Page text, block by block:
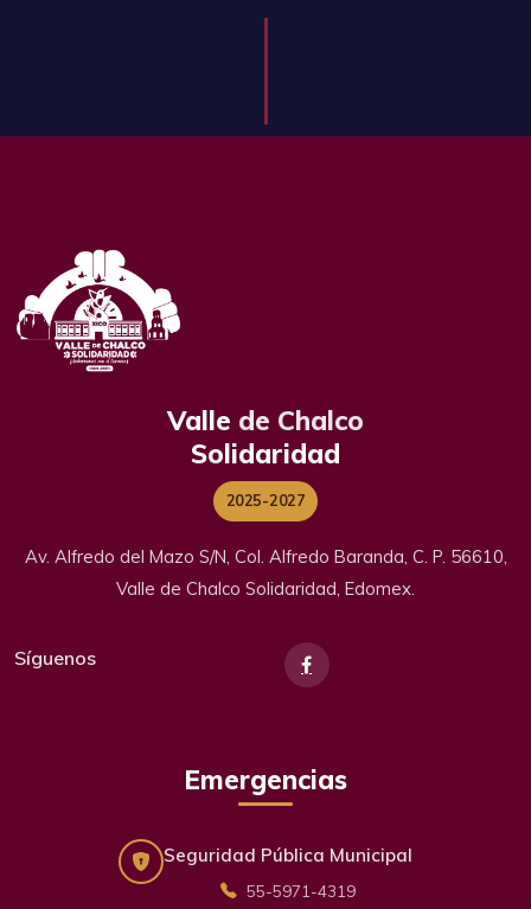
Valle de Chalco
Solidaridad
2025-2027
Av. Alfredo del Mazo S/N, Col. Alfredo Baranda, C. P. 56610,
Valle de Chalco Solidaridad, Edomex.
Síguenos
Emergencias
Seguridad Pública Municipal
55-5971-4319